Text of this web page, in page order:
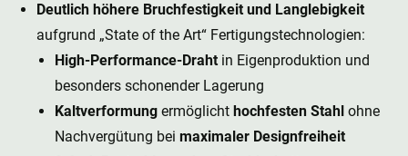
Deutlich höhere Bruchfestigkeit und Langlebigkeit
aufgrund „State of the Art“ Fertigungstechnologien:
High-Performance-Draht in Eigenproduktion und
besonders schonender Lagerung
Kaltverformung ermöglicht hochfesten Stahl ohne
Nachvergütung bei maximaler Designfreiheit